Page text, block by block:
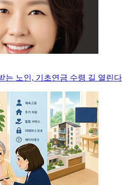
는 노인, 기초연금 수령 길 열린다